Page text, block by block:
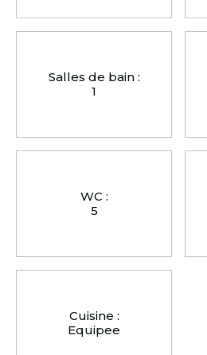
Salles de bain :
1
WC :
5
Cuisine :
Equipee